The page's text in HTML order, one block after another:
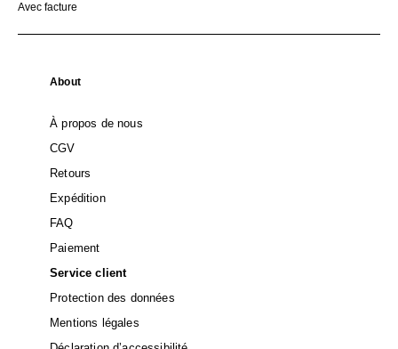
Avec facture
About
À propos de nous
CGV
Retours
Expédition
FAQ
Paiement
Service client
Protection des données
Mentions légales